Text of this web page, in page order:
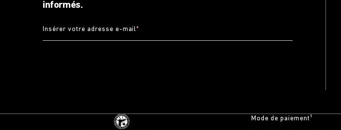
informés.
Insérer votre adresse e-mail*
Mode de paiement¹